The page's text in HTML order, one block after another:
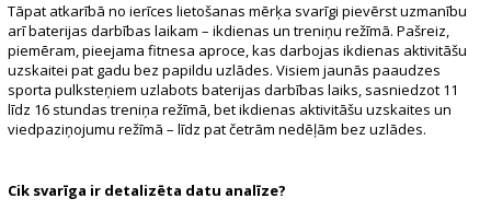
Tāpat atkarībā no ierīces lietošanas mērķa svarīgi pievērst uzmanību
arī baterijas darbības laikam – ikdienas un treniņu režīmā. Pašreiz,
piemēram, pieejama fitnesa aproce, kas darbojas ikdienas aktivitāšu
uzskaitei pat gadu bez papildu uzlādes. Visiem jaunās paaudzes
sporta pulksteņiem uzlabots baterijas darbības laiks, sasniedzot 11
līdz 16 stundas treniņa režīmā, bet ikdienas aktivitāšu uzskaites un
viedpaziņojumu režīmā – līdz pat četrām nedēļām bez uzlādes.
Cik svarīga ir detalizēta datu analīze?